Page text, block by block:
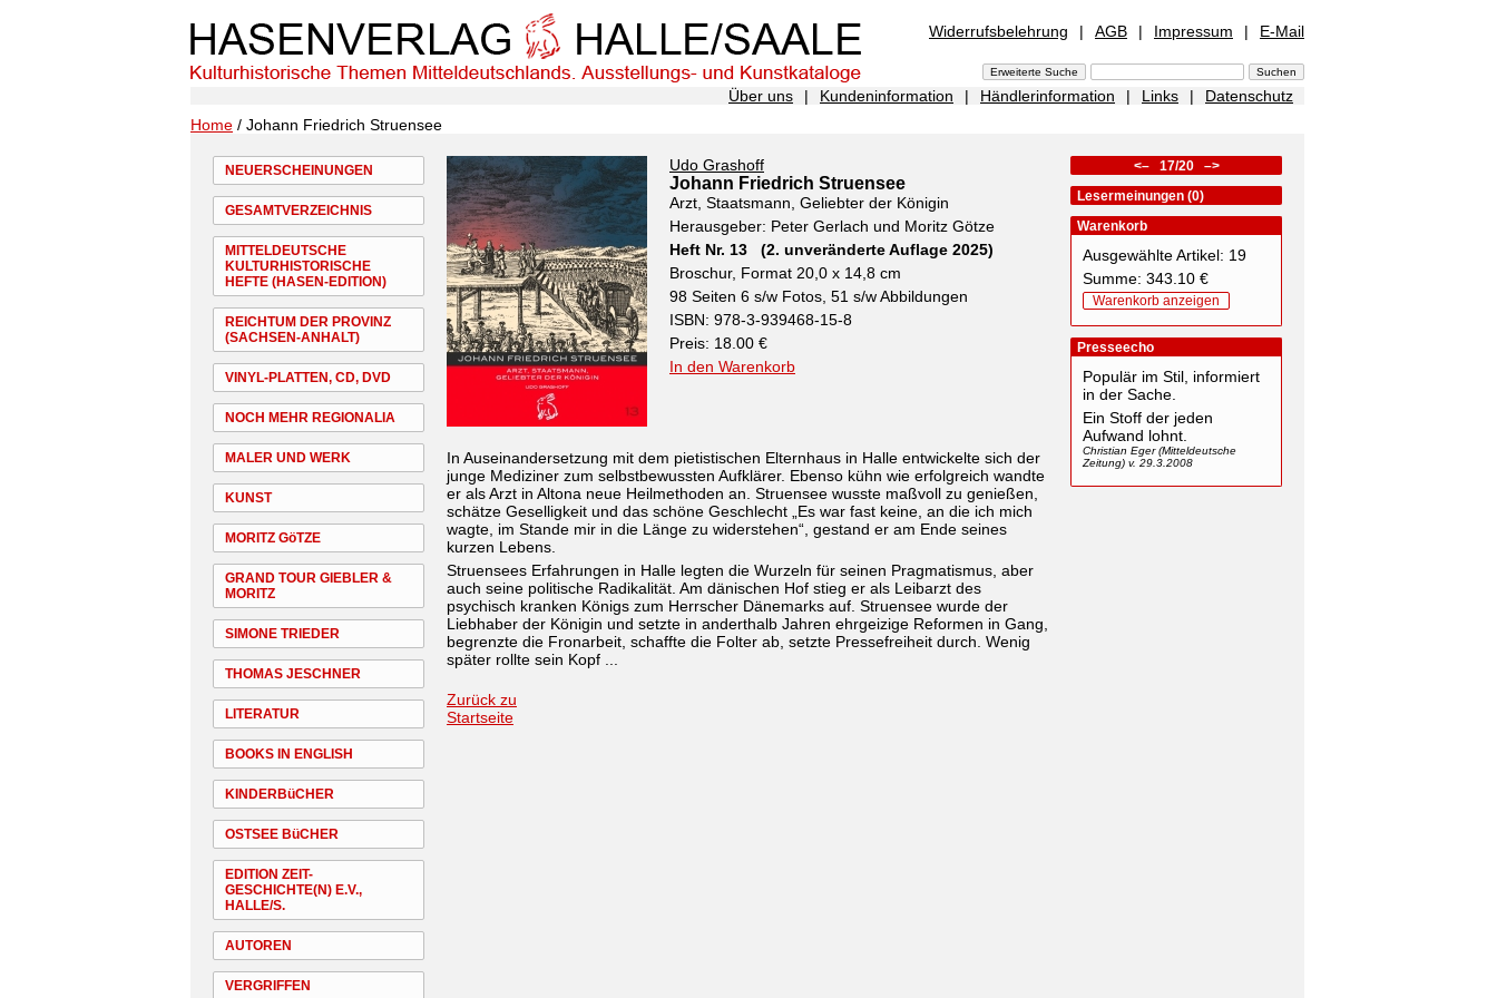
Widerrufsbelehrung | AGB | Impressum | E-Mail
Über uns | Kundeninformation | Händlerinformation | Links |
Datenschutz
Home / Johann Friedrich Struensee
NEUERSCHEINUNGEN
GESAMTVERZEICHNIS
MITTELDEUTSCHE
KULTURHISTORISCHE
HEFTE (HASEN-EDITION)
REICHTUM DER PROVINZ
(SACHSEN-ANHALT)
VINYL-PLATTEN, CD, DVD
NOCH MEHR REGIONALIA
MALER UND WERK
KUNST
MORITZ GöTZE
GRAND TOUR GIEBLER &
MORITZ
SIMONE TRIEDER
THOMAS JESCHNER
LITERATUR
BOOKS IN ENGLISH
KINDERBüCHER
OSTSEE BüCHER
EDITION ZEIT-
GESCHICHTE(N) E.V.,
HALLE/S.
AUTOREN
VERGRIFFEN
Udo Grashoff
Johann Friedrich Struensee
Arzt, Staatsmann, Geliebter der Königin
Herausgeber: Peter Gerlach und Moritz Götze
Heft Nr. 13 (2. unveränderte Auflage 2025)
Broschur, Format 20,0 x 14,8 cm
98 Seiten 6 s/w Fotos, 51 s/w Abbildungen
ISBN: 978-3-939468-15-8
Preis: 18.00 €
In den Warenkorb
In Auseinandersetzung mit dem pietistischen Elternhaus in Halle entwickelte sich der
junge Mediziner zum selbstbewussten Aufklärer. Ebenso kühn wie erfolgreich wandte
er als Arzt in Altona neue Heilmethoden an. Struensee wusste maßvoll zu genießen,
schätze Geselligkeit und das schöne Geschlecht „Es war fast keine, an die ich mich
wagte, im Stande mir in die Länge zu widerstehen“, gestand er am Ende seines
kurzen Lebens.
Struensees Erfahrungen in Halle legten die Wurzeln für seinen Pragmatismus, aber
auch seine politische Radikalität. Am dänischen Hof stieg er als Leibarzt des
psychisch kranken Königs zum Herrscher Dänemarks auf. Struensee wurde der
Liebhaber der Königin und setzte in anderthalb Jahren ehrgeizige Reformen in Gang,
begrenzte die Fronarbeit, schaffte die Folter ab, setzte Pressefreiheit durch. Wenig
später rollte sein Kopf ...
Zurück zu
Startseite
<–17/20 –>
Lesermeinungen (0)
Warenkorb
Ausgewählte Artikel: 19
Summe: 343.10 €
Warenkorb anzeigen
Presseecho
Populär im Stil, informiert
in der Sache.
Ein Stoff der jeden
Aufwand lohnt.
Christian Eger (Mitteldeutsche
Zeitung) v. 29.3.2008